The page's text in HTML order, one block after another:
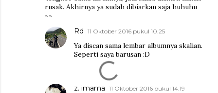
rusak. Akhirnya ya sudah dibiarkan saja huhuhu
~~
Rd 11 Oktober 2016 pukul 10.25
Ya discan sama lembar albumnya skalian.
Seperti saya barusan :D
z. imama 11 Oktober 2016 pukul 14.19